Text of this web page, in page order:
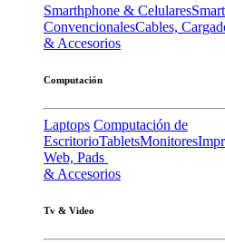
Smarthphone & Celulares
ConvencionalesCables,
& Accesorios
Computación
Laptops Computación de
EscritorioTabletsMonitores
Web, Pads
& Accesorios
Tv & Video